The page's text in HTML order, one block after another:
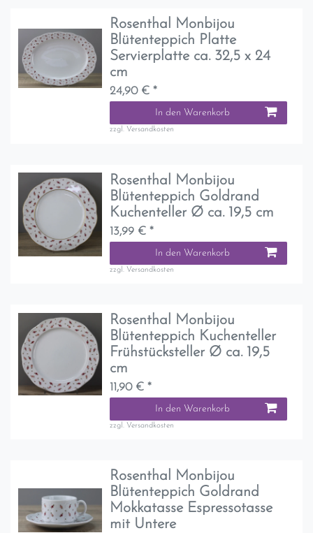
Rosenthal Monbijou
Blütenteppich Platte
Servierplatte ca. 32,5 x 24
cm
24,90 € *
In den Warenkorb
zzgl. Versandkosten
Rosenthal Monbijou
Blütenteppich Goldrand
Kuchenteller Ø ca. 19,5 cm
13,99 € *
In den Warenkorb
zzgl. Versandkosten
Rosenthal Monbijou
Blütenteppich Kuchenteller
Frühstücksteller Ø ca. 19,5
cm
11,90 € *
In den Warenkorb
zzgl. Versandkosten
Rosenthal Monbijou
Blütenteppich Goldrand
Mokkatasse Espressotasse
mit Untere